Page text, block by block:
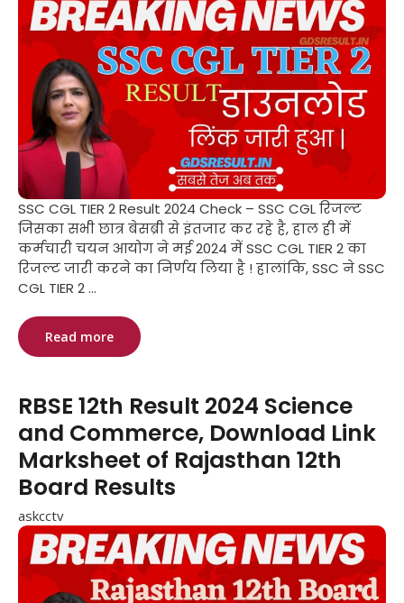
SSC CGL TIER 2 Result 2024 Check – SSC CGL रिजल्ट
जिसका सभी छात्र बेसब्री से इंतजार कर रहे है, हाल ही में
कर्मचारी चयन आयोग ने मई 2024 में SSC CGL TIER 2 का
रिजल्ट जारी करने का निर्णय लिया है ! हालांकि, SSC ने SSC
CGL TIER 2 ...
Read more
RBSE 12th Result 2024 Science
and Commerce, Download Link
Marksheet of Rajasthan 12th
Board Results
askcctv